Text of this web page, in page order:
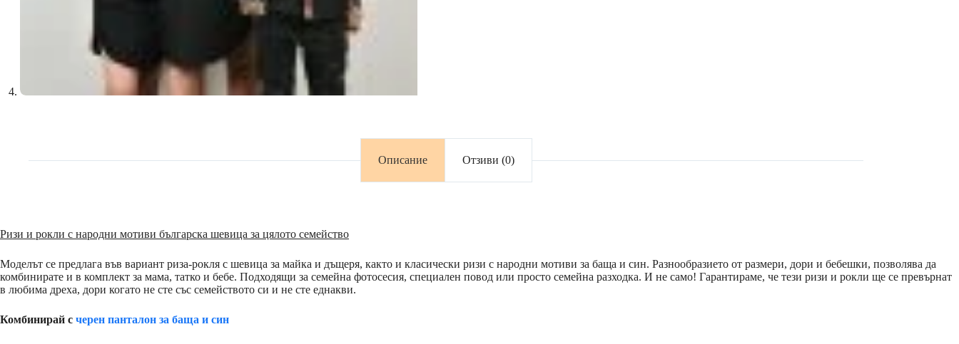
Описание Отзиви (0)
Ризи и рокли с народни мотиви българска шевица за цялото семейство
Моделът се предлага във вариант риза-рокля с шевица за майка и дъщеря, както и класически ризи с народни мотиви за баща и син. Разнообразието от размери, дори и бебешки, позволява да
комбинирате и в комплект за мама, татко и бебе. Подходящи за семейна фотосесия, специален повод или просто семейна разходка. И не само! Гарантираме, че тези ризи и рокли ще се превърнат
в любима дреха, дори когато не сте със семейството си и не сте еднакви.
Комбинирай с черен панталон за баща и син